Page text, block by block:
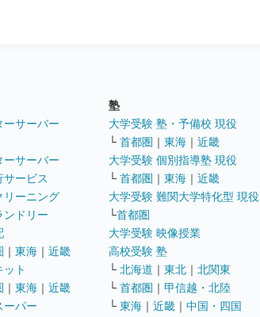
ーサーバー
ーサーバー
サービス
リーニング
ンドリー
｜ 東海 ｜ 近畿
ット
｜ 東海 ｜ 近畿
ーパー
塾
大学受験 塾・予備校 現役
└ 首都圏 ｜ 東海 ｜ 近畿
大学受験 個別指導塾 現役
└ 首都圏 ｜ 東海 ｜ 近畿
大学受験 難関大学特化型 現役
└首都圏
大学受験 映像授業
高校受験 塾
└ 北海道 ｜ 東北 ｜ 北関東
└ 首都圏 ｜ 甲信越・北陸
└ 東海 ｜ 近畿 ｜ 中国・四国